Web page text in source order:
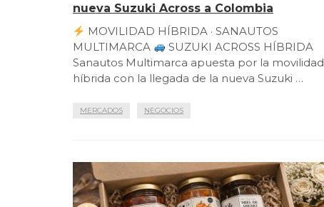
nueva Suzuki Across a Colombia
MOVILIDAD HÍBRIDA · SANAUTOS
MULTIMARCA
SUZUKI ACROSS HÍBRIDA
Sanautos Multimarca apuesta por la movilidad
híbrida con la llegada de la nueva Suzuki …
MERCADOS NEGOCIOS